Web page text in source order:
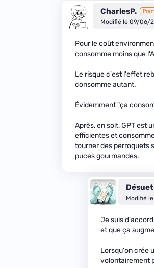
CharlesP.
Modifié le 09/06/
Pour le coût
consomme moins que
Le risque c'est l'effet
consomme autant.
Évidemment "ça
Après, en soit, GPT est
efficientes et
tourner des perroquets
puces gourmandes.
Modifié
Je suis
et que ça
Lorsqu'on crée
volontairement